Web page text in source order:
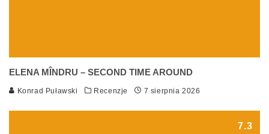
ELENA MÎNDRU – SECOND TIME AROUND
Konrad Puławski Recenzje 7 sierpnia 2026
7.3